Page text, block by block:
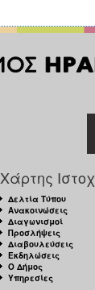
Χάρτης
Δελτία Τύπου
Ανακοινώσεις
Διαγωνισμοί
Προσλήψεις
Διαβουλεύσεις
Εκδηλώσεις
Ο Δήμος
Υπηρεσίες